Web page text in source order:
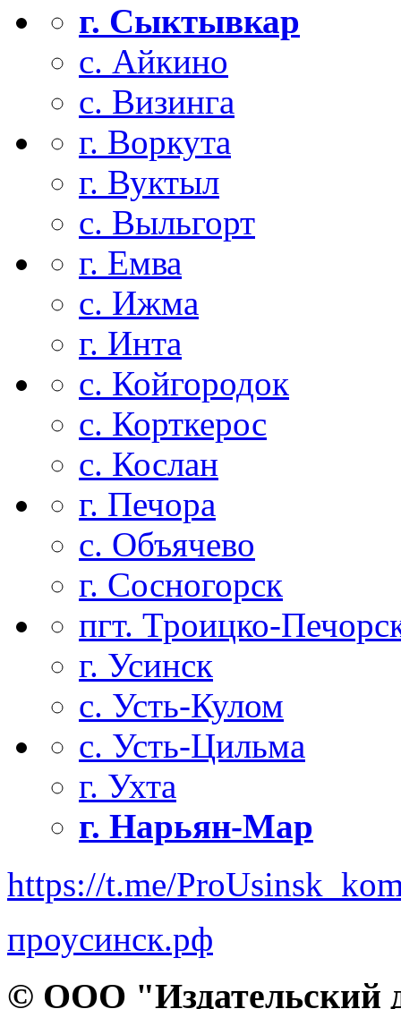
г. Сыктывкар
с. Айкино
с. Визинга
г. Воркута
г. Вуктыл
с. Выльгорт
г. Емва
с. Ижма
г. Инта
с. Койгородок
с. Корткерос
с. Кослан
г. Печора
с. Объячево
г. Сосногорск
пгт. Троицко-
г. Усинск
с. Усть-Кулом
с. Усть-Цильма
г. Ухта
г. Нарьян-Мар
https://t.me/
проусинск.рф
© ООО "Издательский